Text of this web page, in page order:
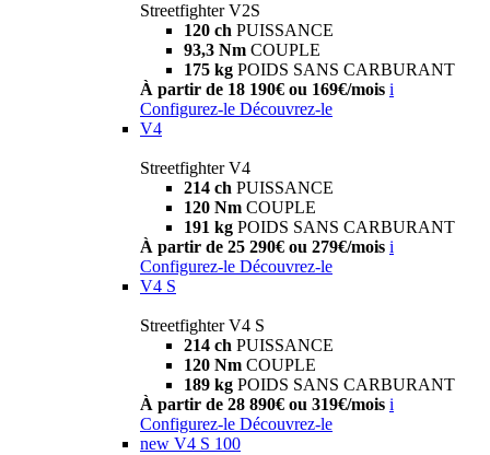
Streetfighter V2S
120 ch PUISSANCE
93,3 Nm COUPLE
175 kg POIDS SANS CARBURANT
À partir de 18 190€ ou 169€/mois i
Configurez-le Découvrez-le
V4
Streetfighter V4
214 ch PUISSANCE
120 Nm COUPLE
191 kg POIDS SANS CARBURANT
À partir de 25 290€ ou 279€/mois i
Configurez-le Découvrez-le
V4 S
Streetfighter V4 S
214 ch PUISSANCE
120 Nm COUPLE
189 kg POIDS SANS CARBURANT
À partir de 28 890€ ou 319€/mois i
Configurez-le Découvrez-le
new V4 S 100